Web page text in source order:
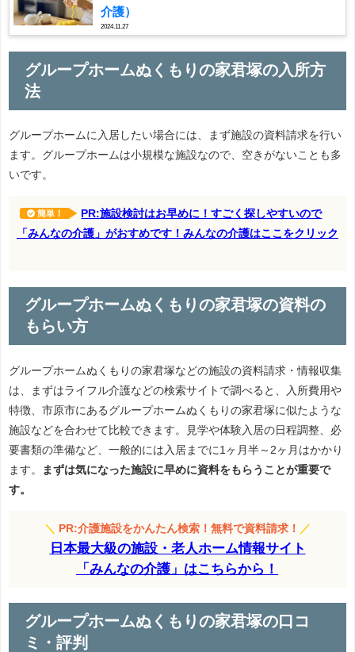
介護）
2024.11.27
グループホームぬくもりの家君塚の入所方
法
グループホームに入居したい場合には、まず施設の資料請求を行い
ます。グループホームは小規模な施設なので、空きがないことも多
いです。
簡単！
PR:施設検討はお早めに！すごく探しやすいので
「みんなの介護」がおすめです！みんなの介護はここをクリック
グループホームぬくもりの家君塚の資料の
もらい方
グループホームぬくもりの家君塚などの施設の資料請求・情報収集
は、まずはライフル介護などの検索サイトで調べると、入所費用や
特徴、市原市にあるグループホームぬくもりの家君塚に似たような
施設などを合わせて比較できます。見学や体験入居の日程調整、必
要書類の準備など、一般的には入居までに1ヶ月半～2ヶ月はかかり
ます。
まずは気になった施設に早めに資料をもらうことが重要で
す。
＼ PR:介護施設をかんたん検索！無料で資料請求！ ／
日本最大級の施設・老人ホーム情報サイト
「みんなの介護」はこちらから！
グループホームぬくもりの家君塚の口コ
ミ・評判